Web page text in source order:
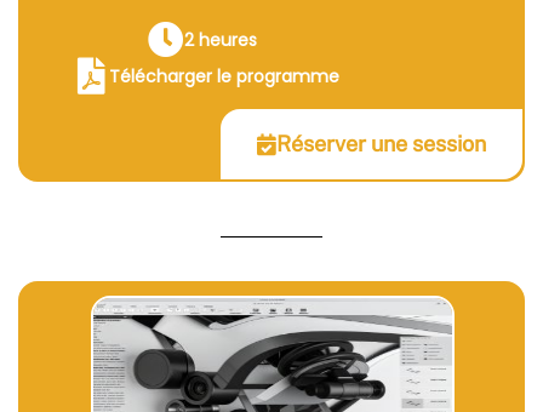
2 heures
Télécharger le programme
Réserver une session